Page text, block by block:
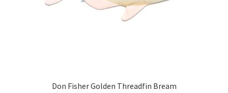
Don Fisher Golden Threadfin Bream